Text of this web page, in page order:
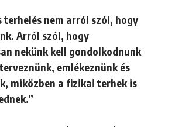
terhelés nem arról szól, hogy
Arról szól, hogy
nekünk kell gondolkodnunk
emlékeznünk és
miközben a fizikai terhek is